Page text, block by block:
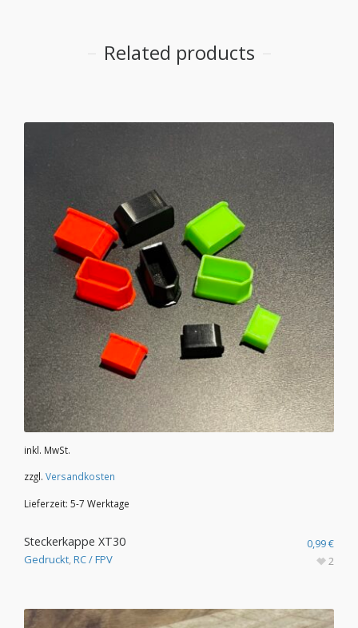
Related products
inkl. MwSt.
zzgl. Versandkosten
Lieferzeit: 5-7 Werktage
Steckerkappe XT30
Gedruckt,RC / FPV
0,99€
2